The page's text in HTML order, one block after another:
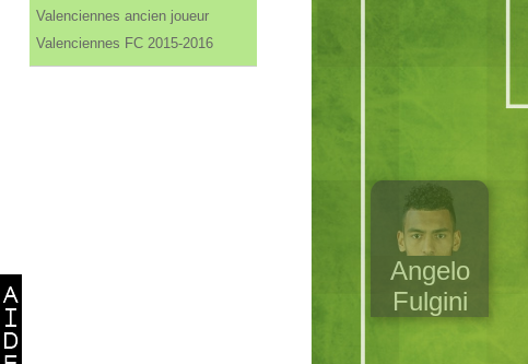
Valenciennes ancien joueur
Valenciennes FC 2015-2016
Angelo
Fulgini